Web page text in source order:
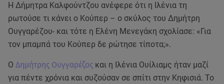
Η Δήμητρα Καλφούντζου ανέφερε ότι η Ιλένια τη
ρωτούσε τι κάνει ο Κούπερ – ο σκύλος του Δημήτρη
Ουγγαρέζου- και τότε η Ελένη Μενεγάκη σχολίασε: «Για
τον μπαμπά του Κούπερ δε ρώτησε τίποτα;».
Ο Δημήτρης Ουγγαρέζος και η Ιλένια Ουίλιαμς ήταν μαζί
για πέντε χρόνια και συζούσαν σε σπίτι στην Κηφισιά. Το